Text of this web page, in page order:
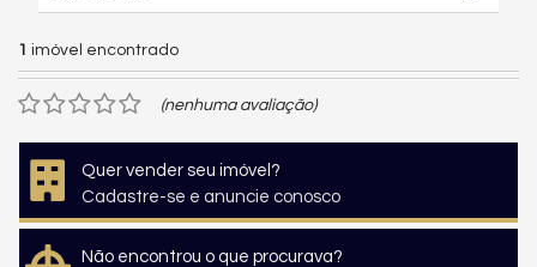
1 imóvel encontrado
(nenhuma avaliação)
Quer vender seu imóvel?
Cadastre-se e anuncie conosco
Não encontrou o que procurava?